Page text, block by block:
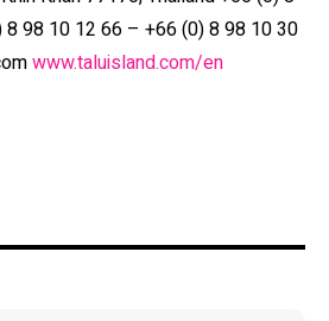
98 10 12 66 – +66 (0) 8 98 10 30
www.taluisland.com/en